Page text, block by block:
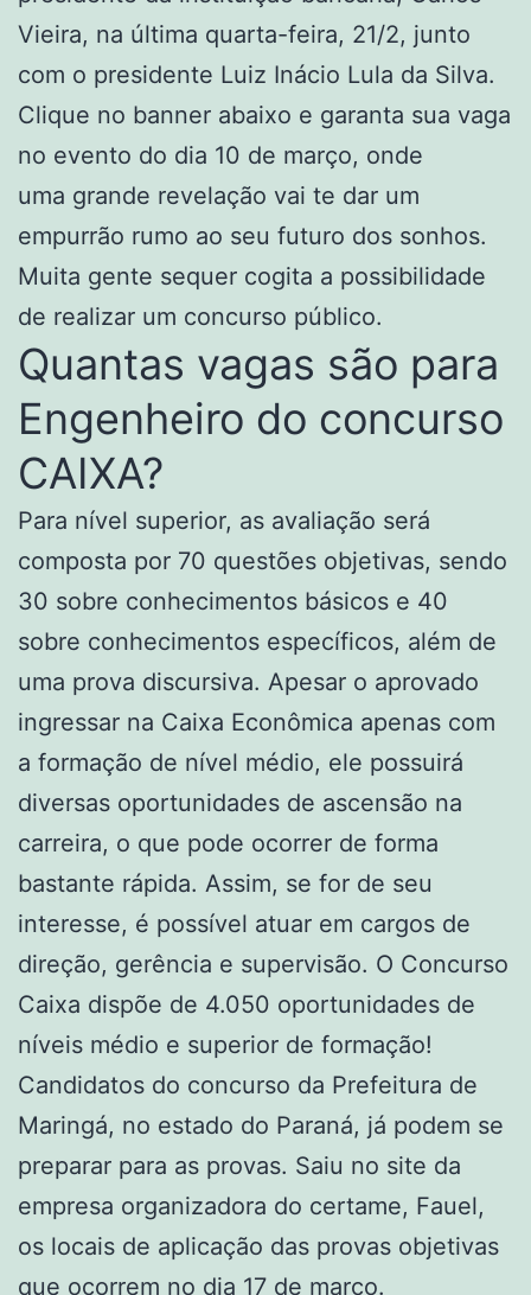
Vieira, na última quarta-feira, 21/2, junto
com o presidente Luiz Inácio Lula da Silva.
Clique no banner abaixo e garanta sua vaga
no evento do dia 10 de março, onde
uma grande revelação vai te dar um
empurrão rumo ao seu futuro dos sonhos.
Muita gente sequer cogita a possibilidade
de realizar um concurso público.
Quantas vagas são para
Engenheiro do concurso
CAIXA?
Para nível superior, as avaliação será
composta por 70 questões objetivas, sendo
30 sobre conhecimentos básicos e 40
sobre conhecimentos específicos, além de
uma prova discursiva. Apesar o aprovado
ingressar na Caixa Econômica apenas com
a formação de nível médio, ele possuirá
diversas oportunidades de ascensão na
carreira, o que pode ocorrer de forma
bastante rápida. Assim, se for de seu
interesse, é possível atuar em cargos de
direção, gerência e supervisão. O Concurso
Caixa dispõe de 4.050 oportunidades de
níveis médio e superior de formação!
Candidatos do concurso da Prefeitura de
Maringá, no estado do Paraná, já podem se
preparar para as provas. Saiu no site da
empresa organizadora do certame, Fauel,
os locais de aplicação das provas objetivas
que ocorrem no dia 17 de março.